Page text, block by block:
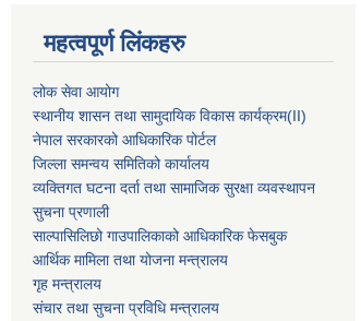
महत्वपूर्ण लिंकहरु
लोक सेवा आयोग
स्थानीय शासन तथा सामुदायिक विकास कार्यक्रम(II)
नेपाल सरकारको आधिकारिक पोर्टल
जिल्ला समन्वय समितिको कार्यालय
व्यक्तिगत घटना दर्ता तथा सामाजिक सुरक्षा व्यवस्थापन
सुचना प्रणाली
साल्पासिलिछो गाउपालिकाको आधिकारिक फेसबुक
आर्थिक मामिला तथा योजना मन्त्रालय
गृह मन्त्रालय
संचार तथा सुचना प्रविधि मन्त्रालय